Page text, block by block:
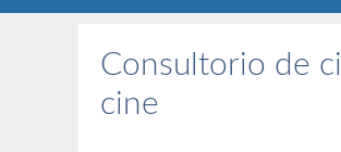
Consultorio de
cine